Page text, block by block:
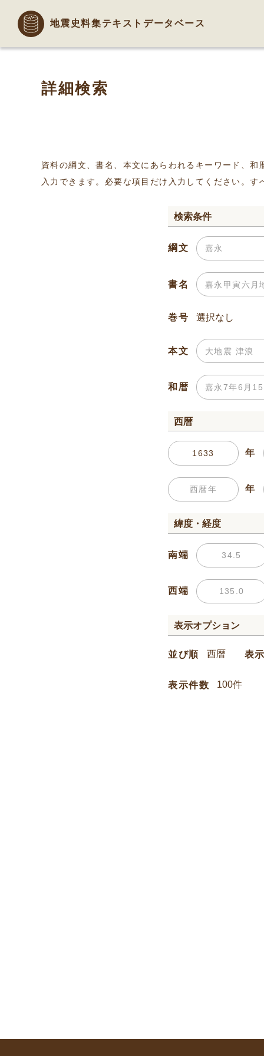
地震史料集テキストデータベース
詳細検索
資料の綱文、書名、本文にあらわれるキーワード、
入力できます。必要な項目だけ入力してください。
検索条件
綱文
書名
巻号
本文
和暦
西暦
年
年
緯度・経度
南端
西端
表示オプション
並び順 表
表示件数